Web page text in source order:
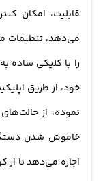
قابلیت، امکان
می‌دهد، تنظیمات
را با کلیکی ساده
خود، از طریق
نموده، از
خاموش شدن
اجازه می‌دهد تا از